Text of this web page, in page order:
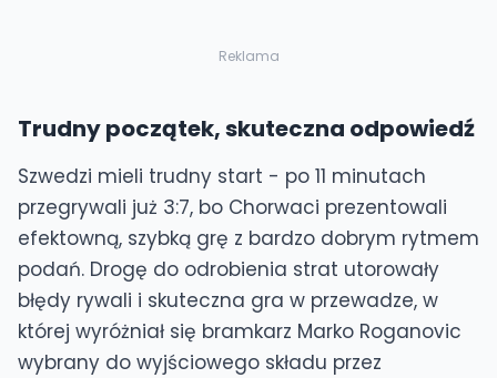
Reklama
Trudny początek, skuteczna odpowiedź
Szwedzi mieli trudny start - po 11 minutach
przegrywali już 3:7, bo Chorwaci prezentowali
efektowną, szybką grę z bardzo dobrym rytmem
podań. Drogę do odrobienia strat utorowały
błędy rywali i skuteczna gra w przewadze, w
której wyróżniał się bramkarz Marko Roganovic
wybrany do wyjściowego składu przez